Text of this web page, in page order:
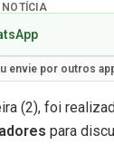
envie por outros
(2), foi
para